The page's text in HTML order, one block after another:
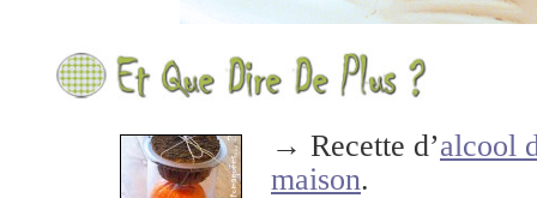
→ Recette d’alcool
maison.